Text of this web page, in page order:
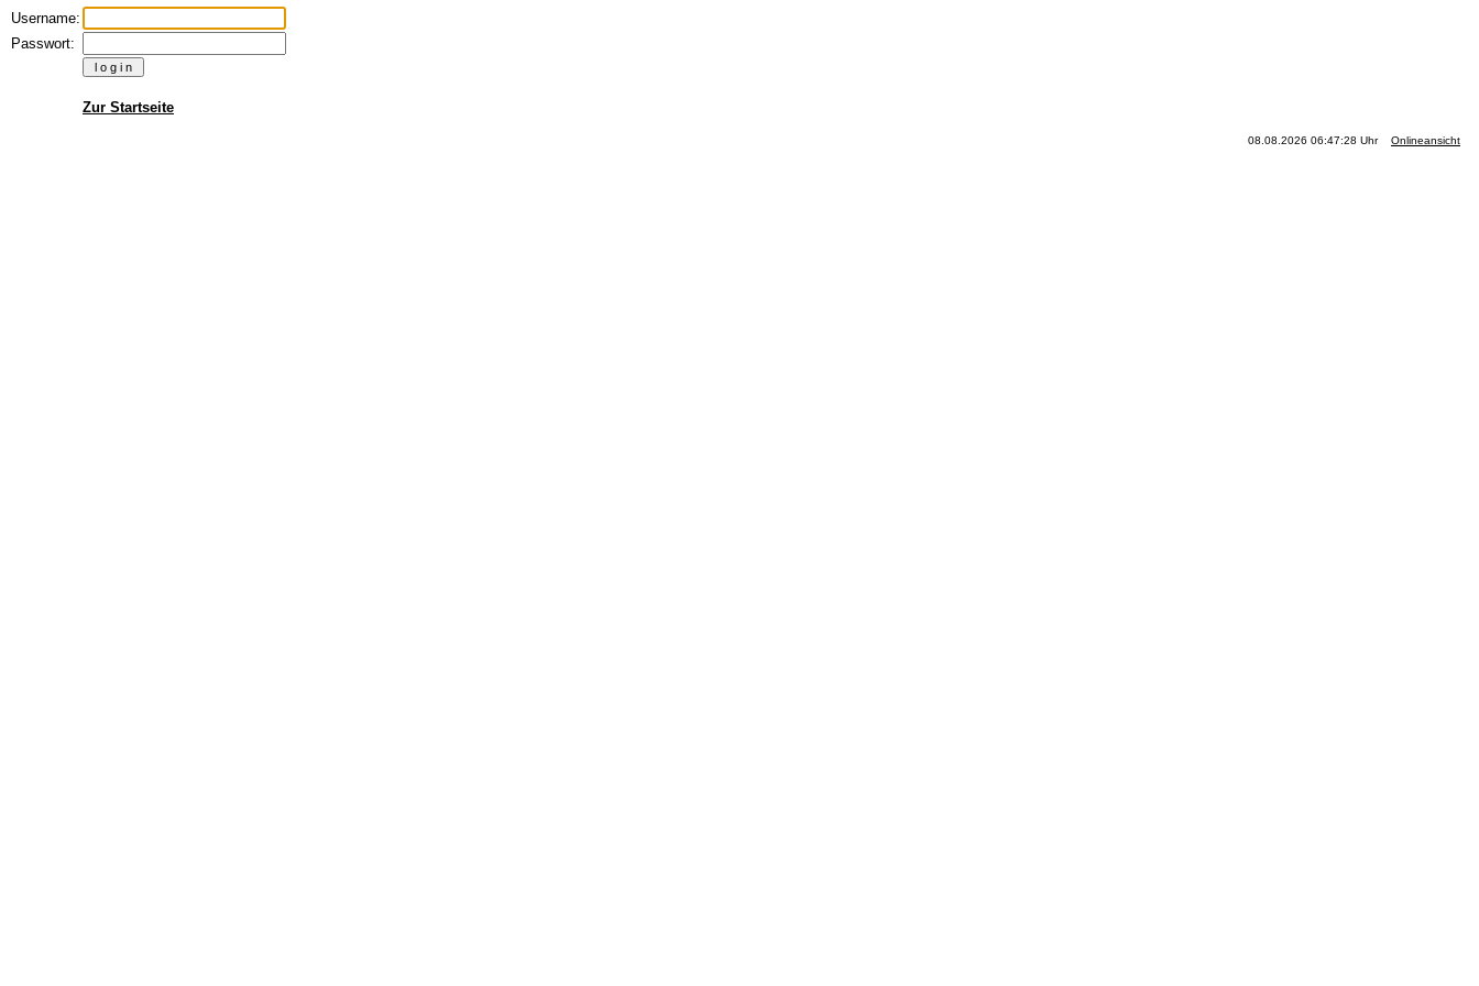
Username:
Passwort:
Zur Startseite
08.08.2026 06:47:28 Uhr Onlineansicht